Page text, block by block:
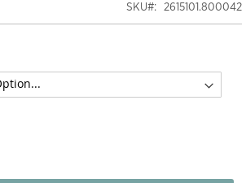
SKU
2615101.800042